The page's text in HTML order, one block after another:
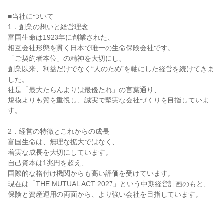
■当社について
1．創業の想いと経営理念
富国生命は1923年に創業された、
相互会社形態を貫く日本で唯一の生命保険会社です。
「ご契約者本位」の精神を大切にし、
創業以来、利益だけでなく“人のため”を軸にした経営を続けてきま
した。
社是「最大たらんよりは最優たれ」の言葉通り、
規模よりも質を重視し、誠実で堅実な会社づくりを目指していま
す。
2．経営の特徴とこれからの成長
富国生命は、無理な拡大ではなく、
着実な成長を大切にしています。
自己資本は1兆円を超え、
国際的な格付け機関からも高い評価を受けています。
現在は「THE MUTUAL ACT 2027」という中期経営計画のもと、
保険と資産運用の両面から、より強い会社を目指しています。